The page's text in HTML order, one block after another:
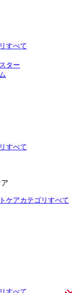
すべて
ター
すべて
ケアカテゴリすべて